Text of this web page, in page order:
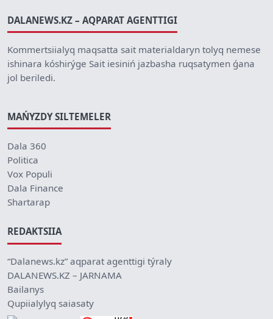
DALANEWS.KZ – AQPARAT AGENTTIGI
Kommertsiialyq maqsatta sait materialdaryn tolyq nemese
ishinara kóshirýge Sait iesiniń jazbasha ruqsatymen ǵana
jol beriledi.
MAŃYZDY SILTEMELER
Dala 360
Politica
Vox Populi
Dala Finance
Shartarap
REDAKTSIIA
“Dalanews.kz” aqparat agenttigi týraly
DALANEWS.KZ – JARNAMA
Bailanys
Qupiialylyq saiasaty